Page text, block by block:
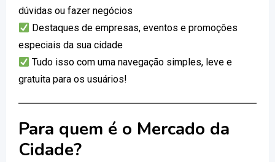
dúvidas ou fazer negócios
Destaques de empresas, eventos e promoções
especiais da sua cidade
Tudo isso com uma navegação simples, leve e
gratuita para os usuários!
Para quem é o Mercado da
Cidade?